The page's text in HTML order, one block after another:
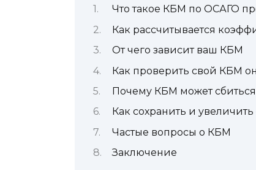
Что такое КБМ по ОСАГО
Как рассчитывается
От чего зависит ваш КБМ
Как проверить свой КБМ
Почему КБМ может сбиться
Как сохранить и
Частые вопросы о КБМ
Заключение